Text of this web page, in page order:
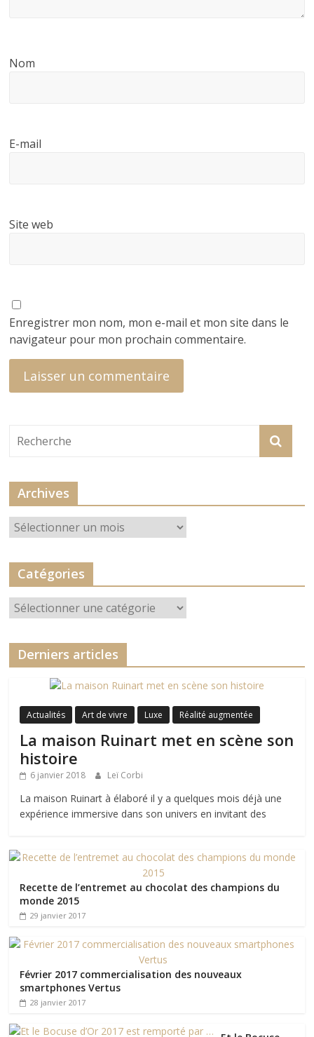
Nom
E-mail
Site web
Enregistrer mon nom, mon e-mail et mon site dans le
navigateur pour mon prochain commentaire.
Archives
Archives
Catégories
Catégories
Derniers articles
Actualités Art de vivre Luxe Réalité augmentée
La maison Ruinart met en scène son
histoire
6 janvier 2018 Leï Corbi
La maison Ruinart à élaboré il y a quelques mois déjà une
expérience immersive dans son univers en invitant des
Recette de l’entremet au chocolat des champions du
monde 2015
29 janvier 2017
Février 2017 commercialisation des nouveaux
smartphones Vertus
28 janvier 2017